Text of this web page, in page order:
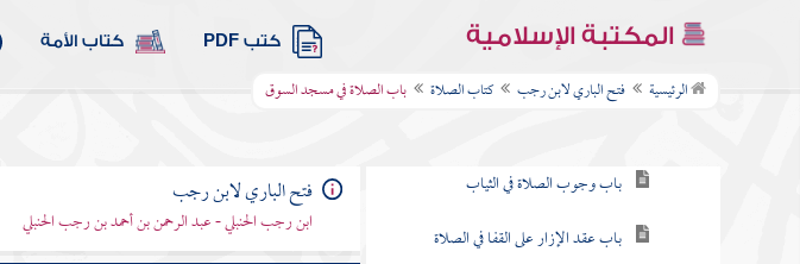
المكتبة الإسلامية كتب PDF كتاب الأمة
الرئيسية فتح الباري لابن رجب كتاب الصلاة باب الصلاة في مسجد السوق
كتاب التيمم
كتاب الصلاة
باب وجوب الصلاة في الثياب
باب عقد الإزار على القفا في الصلاة
فتح الباري لابن رجب
ابن رجب الحنبلي - عبد الرحمن بن أحمد بن رجب الحنبلي